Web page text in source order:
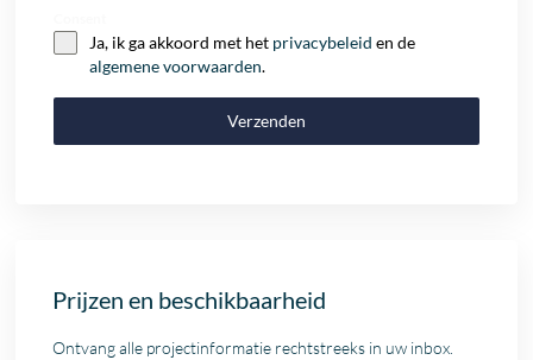
Ja, ik ga akkoord met het privacybeleid en de
algemene voorwaarden.
Verzenden
Prijzen en beschikbaarheid
Ontvang alle projectinformatie rechtstreeks in uw inbox.